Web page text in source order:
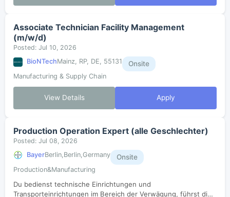
Associate Technician Facility Management
(m/w/d)
Posted: Jul 10, 2026
BioNTechMainz, RP, DE, 55131 Onsite
Manufacturing & Supply Chain
View Details Apply
Production Operation Expert (alle Geschlechter)
Posted: Jul 08, 2026
BayerBerlin,Berlin,Germany Onsite
Production&Manufacturing
Du bedienst technische Einrichtungen und
Transporteinrichtungen im Bereich der Verwägung, führst die